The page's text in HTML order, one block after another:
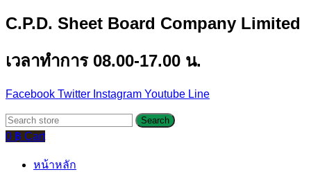
C.P.D. Sheet Board Company Limited
เวลาทำการ 08.00-17.00 น.
Facebook Twitter Instagram Youtube Line
Search
0 ฿ Cart
หน้าหลัก